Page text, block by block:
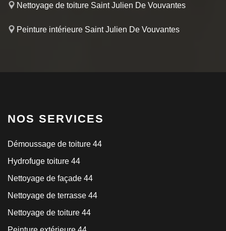
Nettoyage de toiture Saint Julien De Vouvantes
Peinture intérieure Saint Julien De Vouvantes
NOS SERVICES
Démoussage de toiture 44
Hydrofuge toiture 44
Nettoyage de façade 44
Nettoyage de terrasse 44
Nettoyage de toiture 44